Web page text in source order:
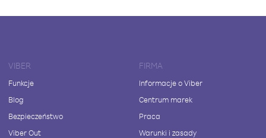
VIBER
Funkcje
Blog
Bezpieczeństwo
Viber Out
FIRMA
Informacje o Viber
Centrum marek
Praca
Warunki i zasady